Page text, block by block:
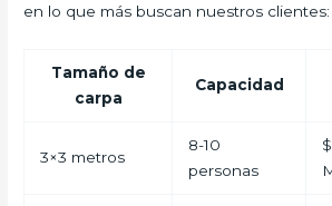
en lo que más buscan nuestros clientes:
Tamaño de
carpa
Capacidad
3×3 metros
8-10
personas